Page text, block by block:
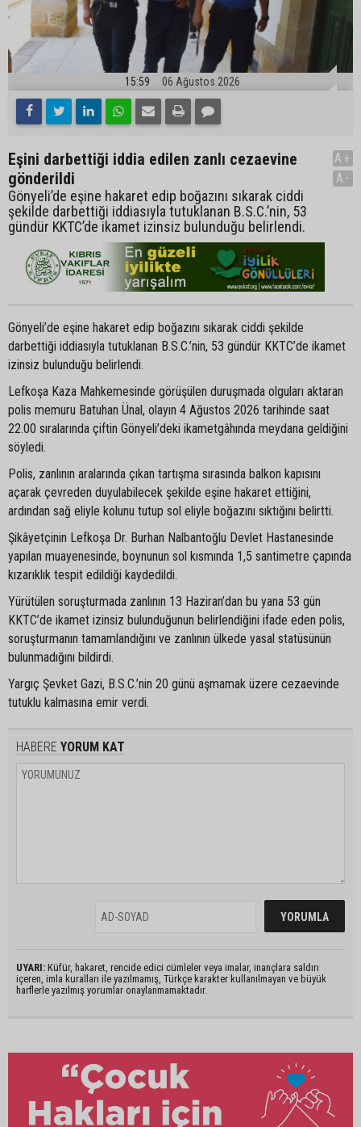
15:59 06 Ağustos 2026
Eşini darbettiği iddia edilen zanlı cezaevine
gönderildi
Gönyeli’de eşine hakaret edip boğazını sıkarak ciddi
şekilde darbettiği iddiasıyla tutuklanan B.S.C.’nin, 53
gündür KKTC’de ikamet izinsiz bulunduğu belirlendi.
A+
A-
Gönyeli’de eşine hakaret edip boğazını sıkarak ciddi şekilde
darbettiği iddiasıyla tutuklanan B.S.C.’nin, 53 gündür KKTC’de ikamet
izinsiz bulunduğu belirlendi.
Lefkoşa Kaza Mahkemesinde görüşülen duruşmada olguları aktaran
polis memuru Batuhan Ünal, olayın 4 Ağustos 2026 tarihinde saat
22.00 sıralarında çiftin Gönyeli’deki ikametgâhında meydana geldiğini
söyledi.
Polis, zanlının aralarında çıkan tartışma sırasında balkon kapısını
açarak çevreden duyulabilecek şekilde eşine hakaret ettiğini,
ardından sağ eliyle kolunu tutup sol eliyle boğazını sıktığını belirtti.
Şikâyetçinin Lefkoşa Dr. Burhan Nalbantoğlu Devlet Hastanesinde
yapılan muayenesinde, boynunun sol kısmında 1,5 santimetre çapında
kızarıklık tespit edildiği kaydedildi.
Yürütülen soruşturmada zanlının 13 Haziran’dan bu yana 53 gün
KKTC’de ikamet izinsiz bulunduğunun belirlendiğini ifade eden polis,
soruşturmanın tamamlandığını ve zanlının ülkede yasal statüsünün
bulunmadığını bildirdi.
Yargıç Şevket Gazi, B.S.C.’nin 20 günü aşmamak üzere cezaevinde
tutuklu kalmasına emir verdi.
HABERE YORUM KAT
UYARI: Küfür, hakaret, rencide edici cümleler veya imalar, inançlara saldırı
içeren, imla kuralları ile yazılmamış, Türkçe karakter kullanılmayan ve büyük
harflerle yazılmış yorumlar onaylanmamaktadır.